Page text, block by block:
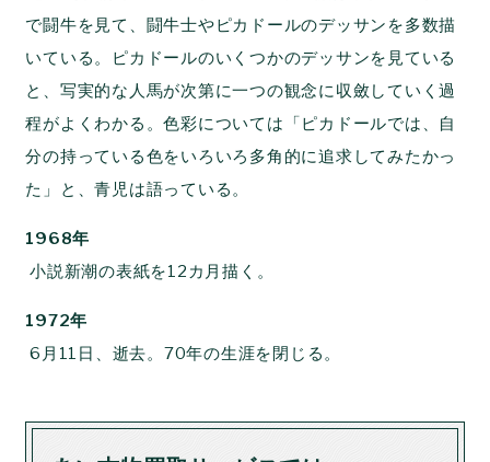
で闘牛を見て、闘牛士やピカドールのデッサンを多数描
いている。ピカドールのいくつかのデッサンを見ている
と、写実的な人馬が次第に一つの観念に収斂していく過
程がよくわかる。色彩については「ピカドールでは、自
分の持っている色をいろいろ多角的に追求してみたかっ
た」と、青児は語っている。
1968年
小説新潮の表紙を12カ月描く。
1972年
6月11日、逝去。70年の生涯を閉じる。